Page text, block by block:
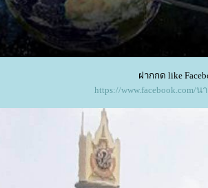
ฝากกด like
https://www.facebook.com/